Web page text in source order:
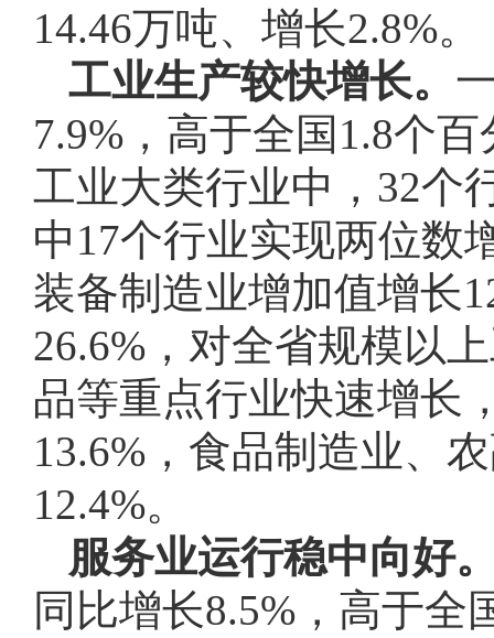
14.46万吨、增长2.8%。
工业生产较快增长。
7.9%，高于全国1.8个
工业大类行业中，32个
中17个行业实现两位数
装备制造业增加值增长
26.6%，对全省规模以
品等重点行业快速增长
13.6%，食品制造业、
12.4%。
服务业运行稳中向好
同比增长8.5%，高于全